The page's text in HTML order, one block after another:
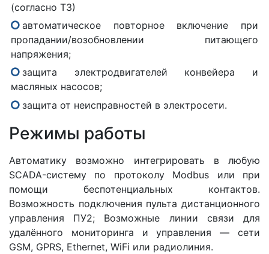
(согласно ТЗ)
автоматическое повторное включение при
пропадании/возобновлении питающего
напряжения;
защита электродвигателей конвейера и
масляных насосов;
защита от неисправностей в электросети.
Режимы работы
Автоматику возможно интегрировать в любую
SCADA-систему по протоколу Modbus или при
помощи беспотенциальных контактов.
Возможность подключения пульта дистанционного
управления ПУ2; Возможные линии связи для
удалённого мониторинга и управления — сети
GSM, GPRS, Ethernet, WiFi или радиолиния.